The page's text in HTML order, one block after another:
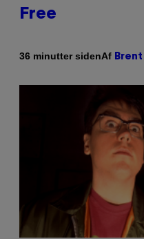
Free
36 minutter sidenAf